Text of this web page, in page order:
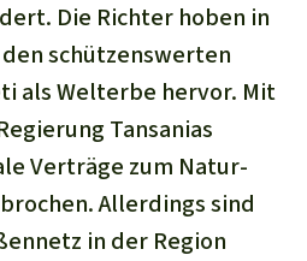
Die Richter hoben in
schützenswerten
als Welterbe hervor. Mit
Tansanias
Verträge zum Natur-
Allerdings sind
in der Region